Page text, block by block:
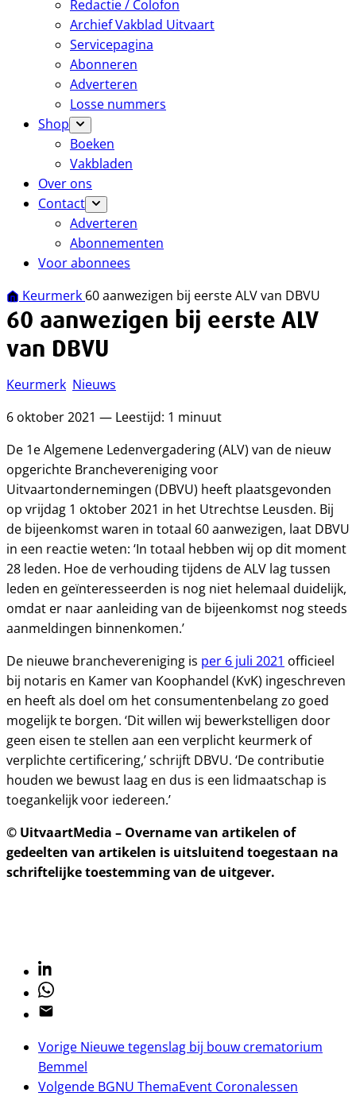
Redactie / Colofon
Archief Vakblad Uitvaart
Servicepagina
Abonneren
Adverteren
Losse nummers
Shop
Boeken
Vakbladen
Over ons
Contact
Adverteren
Abonnementen
Voor abonnees
Keurmerk 60 aanwezigen bij eerste ALV van DBVU
60 aanwezigen bij eerste ALV
van DBVU
Keurmerk Nieuws
6 oktober 2021 — Leestijd: 1 minuut
De 1e Algemene Ledenvergadering (ALV) van de nieuw
opgerichte Branchevereniging voor
Uitvaartondernemingen (DBVU) heeft plaatsgevonden
op vrijdag 1 oktober 2021 in het Utrechtse Leusden. Bij
de bijeenkomst waren in totaal 60 aanwezigen, laat DBVU
in een reactie weten: ‘In totaal hebben wij op dit moment
28 leden. Hoe de verhouding tijdens de ALV lag tussen
leden en geïnteresseerden is nog niet helemaal duidelijk,
omdat er naar aanleiding van de bijeenkomst nog steeds
aanmeldingen binnenkomen.’
De nieuwe branchevereniging is per 6 juli 2021 officieel
bij notaris en Kamer van Koophandel (KvK) ingeschreven
en heeft als doel om het consumentenbelang zo goed
mogelijk te borgen. ‘Dit willen wij bewerkstelligen door
geen eisen te stellen aan een verplicht keurmerk of
verplichte certificering,’ schrijft DBVU. ‘De contributie
houden we bewust laag en dus is een lidmaatschap is
toegankelijk voor iedereen.’
© UitvaartMedia – Overname van artikelen of
gedeelten van artikelen is uitsluitend toegestaan na
schriftelijke toestemming van de uitgever.
Linkedin
Whatsapp
Email
Vorige Nieuwe tegenslag bij bouw crematorium
Bemmel
Volgende BGNU ThemaEvent Coronalessen